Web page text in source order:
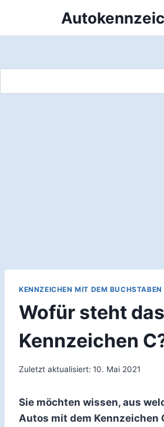
springen
KENNZEICHEN MIT DEM BUCHSTABEN
Wofür steht
Kennzeichen
Zuletzt aktualisiert: 10. Mai 2021
Sie möchten wissen, aus
Autos mit dem Kennzeichen